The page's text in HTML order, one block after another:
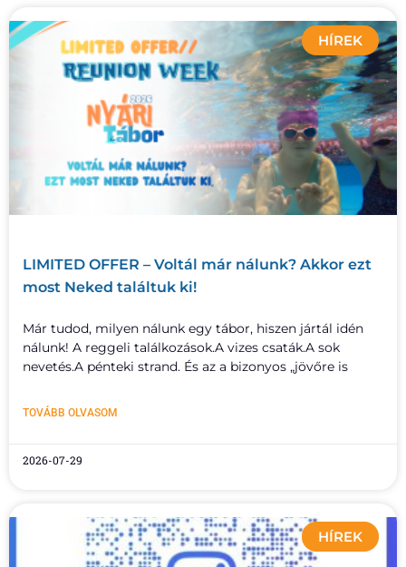
HÍREK
LIMITED OFFER – Voltál már nálunk? Akkor ezt
most Neked találtuk ki!
Már tudod, milyen nálunk egy tábor, hiszen jártál idén
nálunk! A reggeli találkozások.A vizes csaták.A sok
nevetés.A pénteki strand. És az a bizonyos „jövőre is
TOVÁBB OLVASOM
2026-07-29
HÍREK